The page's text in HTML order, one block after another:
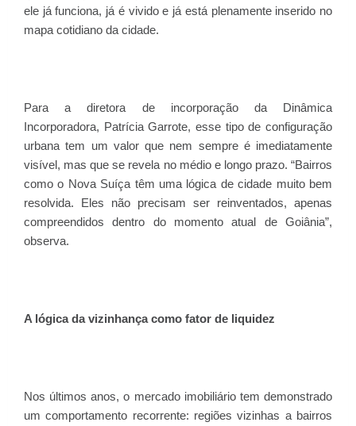
ele já funciona, já é vivido e já está plenamente inserido no
mapa cotidiano da cidade.
Para a diretora de incorporação da Dinâmica
Incorporadora, Patrícia Garrote, esse tipo de configuração
urbana tem um valor que nem sempre é imediatamente
visível, mas que se revela no médio e longo prazo. “Bairros
como o Nova Suíça têm uma lógica de cidade muito bem
resolvida. Eles não precisam ser reinventados, apenas
compreendidos dentro do momento atual de Goiânia”,
observa.
A lógica da vizinhança como fator de liquidez
Nos últimos anos, o mercado imobiliário tem demonstrado
um comportamento recorrente: regiões vizinhas a bairros